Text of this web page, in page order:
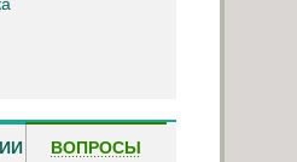
ВОПРОСЫ